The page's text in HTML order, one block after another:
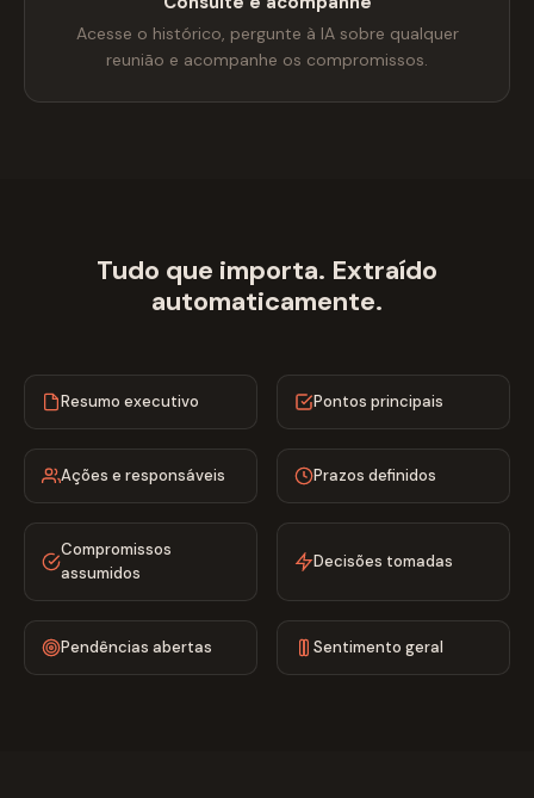
Acesse o histórico, pergunte à IA sobre qualquer
reunião e acompanhe os compromissos.
Tudo que importa. Extraído
automaticamente.
Resumo executivo Pontos principais
Ações e responsáveis Prazos definidos
Compromissos
assumidos
Decisões tomadas
Pendências abertas Sentimento geral